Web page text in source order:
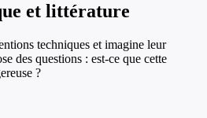
et littérature
techniques et imagine leur
des questions : est-ce que cette
?